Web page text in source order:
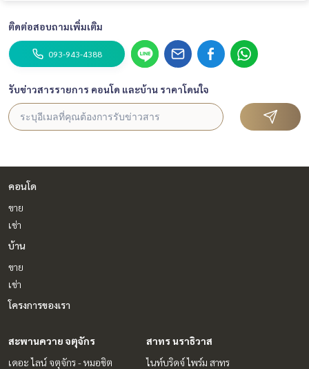
#condosukhumvit #sukhumvitcondo #phromphongcond
o #phromphonghouse #2bedroomsphromphong #duplex
condo #duplex #2bedroomphromphong #bigcondo #bigs
pacecondo #btsphromphong #luxurycondo #emsphere #
emquatier #emporium #condonearphromphong #condon
earbts #condo #100sqmcondo #duplex #highfloorroom
#highfloorcondo #niceviewcondo
ติดต่อสอบถามเพิ่มเติม
093-943-4388
รับข่าวสารรายการ คอนโด และบ้าน ราคาโดนใจ
คอนโด
ขาย
เช่า
บ้าน
ขาย
เช่า
โครงการของเรา
สะพานควาย จตุจักร
เดอะ ไลน์ จตุจักร - หมอชิต
สาทร นราธิวาส
ไนท์บริดจ์ ไพร์ม สาทร